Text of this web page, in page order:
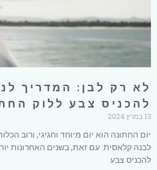
לא רק לבן: המדריך
להכניס צבע ללוק
13 במרץ 2024
יום החתונה הוא יום מיוחד וחגיגי, ורוב
לבנה קלאסית. עם זאת, בשנים האחרונות
להכניס צבע